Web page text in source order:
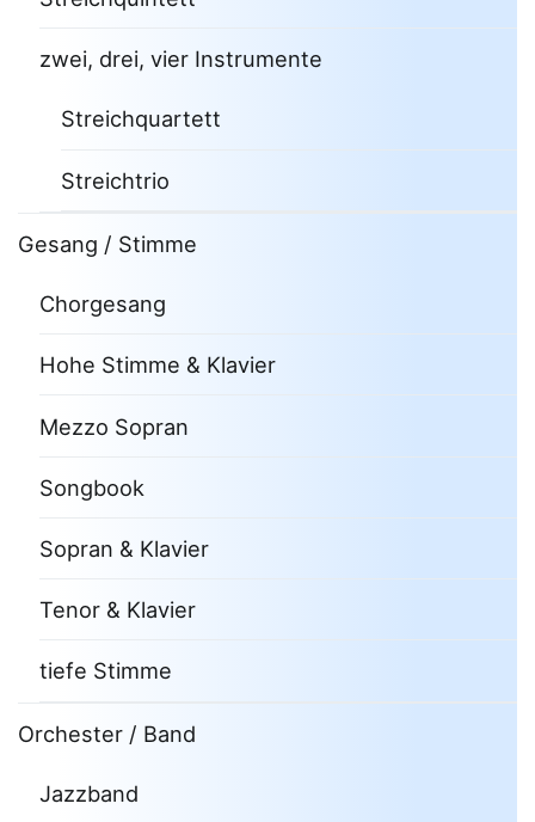
zwei, drei, vier Instrumente
Streichquartett
Streichtrio
Gesang / Stimme
Chorgesang
Hohe Stimme & Klavier
Mezzo Sopran
Songbook
Sopran & Klavier
Tenor & Klavier
tiefe Stimme
Orchester / Band
Jazzband